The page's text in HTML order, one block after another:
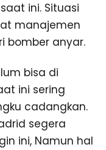
ini. Situasi
manajemen
bomber anyar.
bisa di
ini sering
cadangkan.
segera
ini, Namun hal